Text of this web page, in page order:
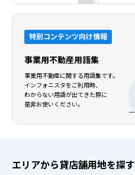
特別コンテンツ向け情報
事業用不動産用語集
事業用不動産に関する用語集です。
インフォニスタをご利用時、
わからない用語が出てきた際に
是非お使いください。
エリアから貸店舗用地を探す